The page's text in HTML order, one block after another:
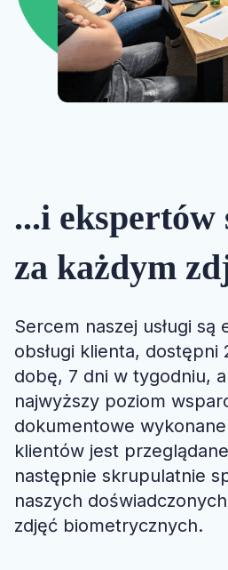
...i ekspertów
za każdym
Sercem naszej usługi są
obsługi klienta, dostępni
dobę, 7 dni w tygodniu,
najwyższy poziom
dokumentowe
klientów jest
następnie skrupulatnie
naszych
zdjęć biometrycznych.